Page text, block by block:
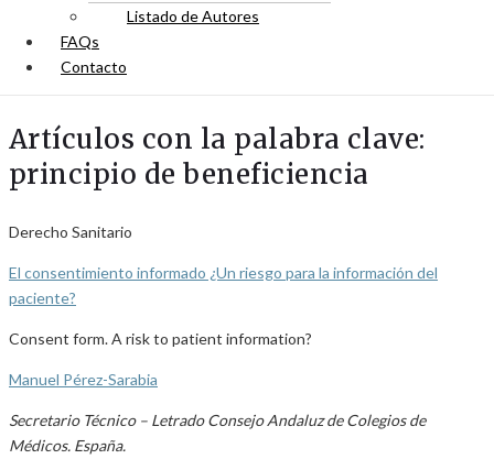
Listado de Autores
FAQs
Contacto
Artículos con la palabra clave:
principio de beneficiencia
Derecho Sanitario
El consentimiento informado ¿Un riesgo para la información del
paciente?
Consent form. A risk to patient information?
Manuel Pérez-Sarabia
Secretario Técnico – Letrado Consejo Andaluz de Colegios de
Médicos. España.